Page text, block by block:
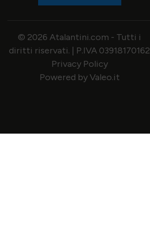
© 2026 Atalantini.com - Tutti i
diritti riservati. | P.IVA 03918170162
Privacy Policy
Powered by Valeo.it